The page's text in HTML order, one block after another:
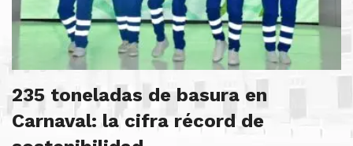
235 toneladas de basura en
Carnaval: la cifra récord de